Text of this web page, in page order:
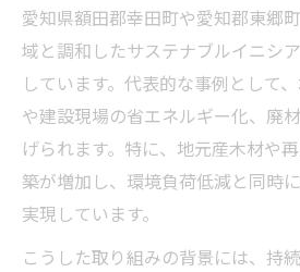
愛知県額田郡幸田町や愛知郡東郷
域と調和したサステナブルイニシ
しています。代表的な事例として
や建設現場の省エネルギー化、廃
げられます。特に、地元産木材や
築が増加し、環境負荷低減と同時
実現しています。
こうした取り組みの背景には、持